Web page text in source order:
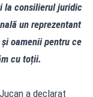
la consilierul juridic
un reprezentant
oamenii pentru ce
cu toții.
a declarat